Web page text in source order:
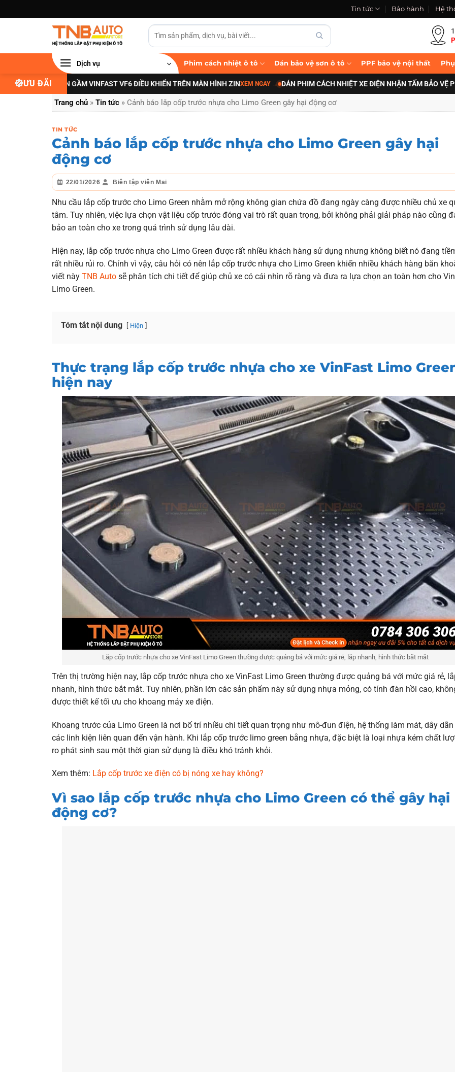
qua
Tin tức Bảo hành Hệ
Dịch vụ Phim cách nhiệt ô tô Dán bảo vệ sơn ô tô PPF bảo vệ nội thất
ƯU ĐÃI
CẤP ĐÈN GẦM VINFAST VF6 ĐIỀU KHIỂN TRÊN MÀN HÌNH ZIN XEM NGAY→ DÁN PHIM CÁCH NHIỆT XE ĐIỆN NHẬN TẤM BẢO VỆ PIN B-
Trang chủ » Tin tức » Cảnh báo lắp cốp trước nhựa cho Limo Green gây hại động cơ
TIN TỨC
Cảnh báo lắp cốp trước nhựa cho Limo Green gây hại
động cơ
22/01/2026 Biên tập viên Mai
Nhu cầu lắp cốp trước cho Limo Green nhằm mở rộng không gian chứa đồ đang ngày càng được nhiều chủ xe
tâm. Tuy nhiên, việc lựa chọn vật liệu cốp trước đóng vai trò rất quan trọng, bởi không phải giải pháp nào cũng
bảo an toàn cho xe trong quá trình sử dụng lâu dài.
Hiện nay, lắp cốp trước nhựa cho Limo Green được rất nhiều khách hàng sử dụng nhưng không biết nó đang
rất nhiều rủi ro. Chính vì vậy, câu hỏi có nên lắp cốp trước nhựa cho Limo Green khiến nhiều khách hàng băn
viết này TNB Auto sẽ phân tích chi tiết để giúp chủ xe có cái nhìn rõ ràng và đưa ra lựa chọn an toàn hơn cho
Limo Green.
Tóm tắt nội dung Hiện
Thực trạng lắp cốp trước nhựa cho xe VinFast Limo
hiện nay
Lắp cốp trước nhựa cho xe VinFast Limo Green thường được quảng bá với mức giá rẻ, lắp nhanh, hình thức bắt mắt
Trên thị trường hiện nay, lắp cốp trước nhựa cho xe VinFast Limo Green thường được quảng bá với mức giá rẻ,
nhanh, hình thức bắt mắt. Tuy nhiên, phần lớn các sản phẩm này sử dụng nhựa mỏng, có tính đàn hồi cao,
được thiết kế tối ưu cho khoang máy xe điện.
Khoang trước của Limo Green là nơi bố trí nhiều chi tiết quan trọng như mô-đun điện, hệ thống làm mát, dây dẫn
các linh kiện liên quan đến vận hành. Khi lắp cốp trước limo green bằng nhựa, đặc biệt là loại nhựa kém chất
ro phát sinh sau một thời gian sử dụng là điều khó tránh khỏi.
Xem thêm: Lắp cốp trước xe điện có bị nóng xe hay không?
Vì sao lắp cốp trước nhựa cho Limo Green có thể gây hại
động cơ?